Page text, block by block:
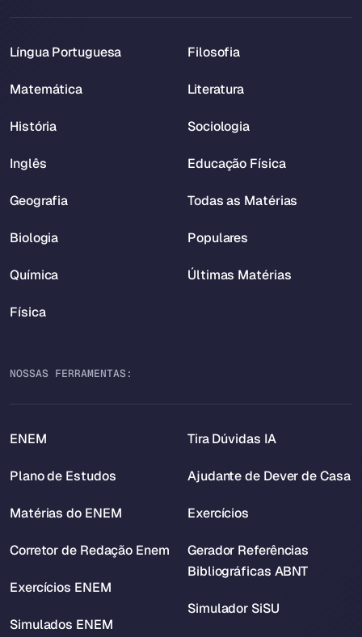
Língua Portuguesa
Matemática
História
Inglês
Geografia
Biologia
Química
Física
Filosofia
Literatura
Sociologia
Educação Física
Todas as Matérias
Populares
Últimas Matérias
NOSSAS FERRAMENTAS:
ENEM
Plano de Estudos
Matérias do ENEM
Corretor de Redação Enem
Exercícios ENEM
Simulados ENEM
Tira Dúvidas IA
Ajudante de Dever de Casa
Exercícios
Gerador Referências
Bibliográficas ABNT
Simulador SiSU